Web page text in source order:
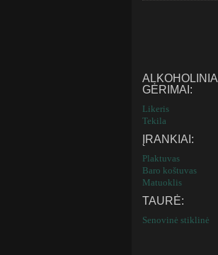
ALKOHOLINIAI
GĖRIMAI:
Likeris
Tekila
ĮRANKIAI:
Plaktuvas
Baro koštuvas
Matuoklis
TAURĖ:
Senovinė stiklinė